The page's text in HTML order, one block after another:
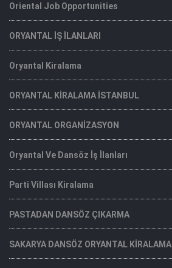
Oriental Job Opportunities
ORYANTAL İŞ İLANLARI
Oryantal Kiralama
ORYANTAL KİRALAMA İSTANBUL
ORYANTAL ORGANİZASYON
Oryantal Ve Dansöz İş İlanları
Parti Villası Kiralama
PASTADAN DANSÖZ ÇIKARMA
SAKARYA DANSÖZ ORYANTAL KİRALAMA